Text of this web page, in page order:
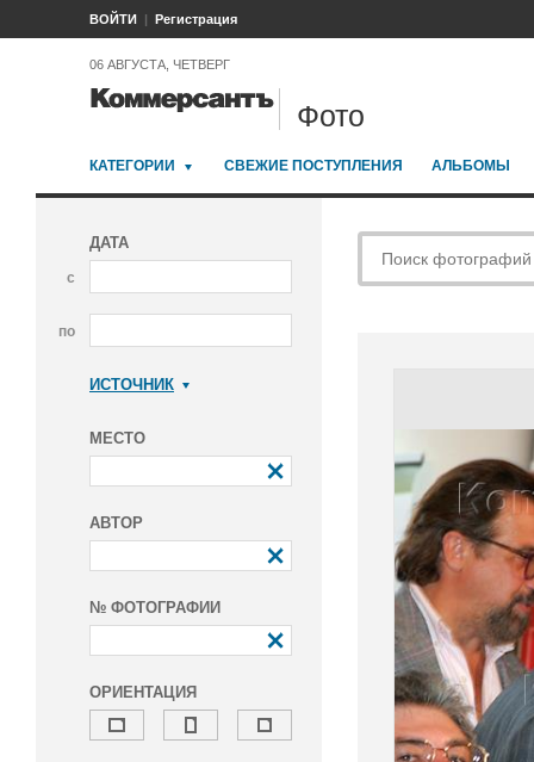
ВОЙТИ Регистрация
06 АВГУСТА, ЧЕТВЕРГ
Фото
КАТЕГОРИИ СВЕЖИЕ ПОСТУПЛЕНИЯ АЛЬБОМЫ
ДАТА
с
по
ИСТОЧНИК
МЕСТО
АВТОР
№ ФОТОГРАФИИ
ОРИЕНТАЦИЯ